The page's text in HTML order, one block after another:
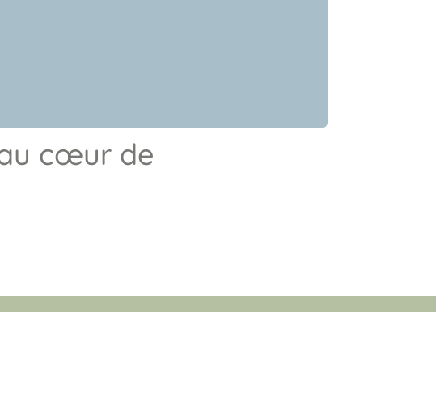
cœur de